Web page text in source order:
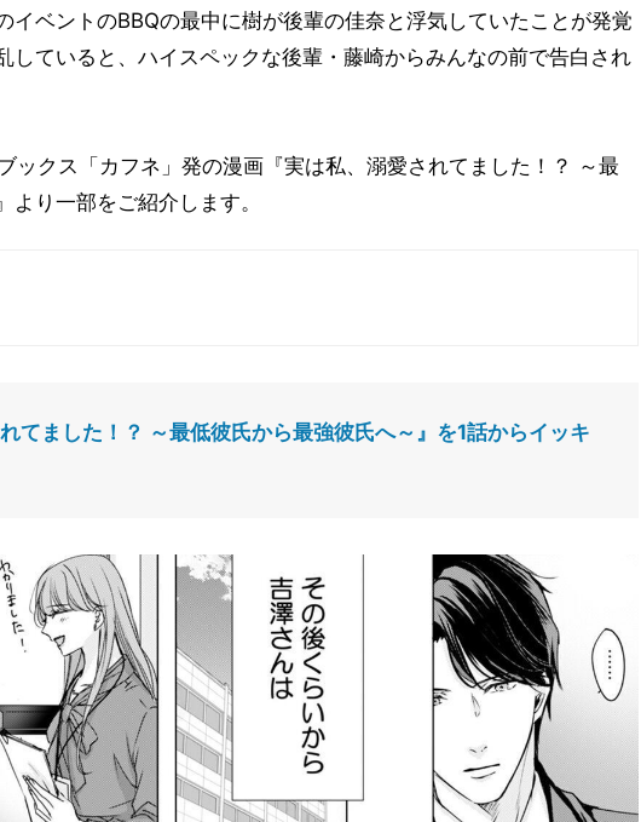
イベントのBBQの最中に樹が後輩の佳奈と浮気していたことが発覚
していると、ハイスペックな後輩・藤崎からみんなの前で告白され
ックス「カフネ」発の漫画『実は私、溺愛されてました！？ ～最
り一部をご紹介します。
てました！？ ～最低彼氏から最強彼氏へ～』を1話からイッキ